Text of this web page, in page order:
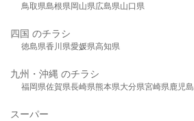
鳥取県島根県岡山県広島県山口県
四国 のチラシ
徳島県香川県愛媛県高知県
九州・沖縄 のチラシ
福岡県佐賀県長崎県熊本県大分県宮崎県鹿児
スーパー